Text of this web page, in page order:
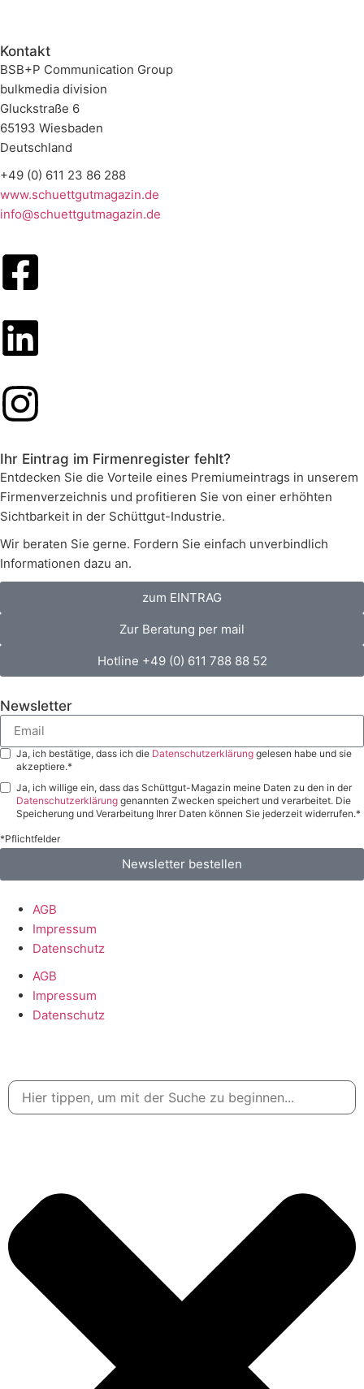
Kontakt
BSB+P Communication Group
bulkmedia division
Gluckstraße 6
65193 Wiesbaden
Deutschland
+49 (0) 611 23 86 288
www.schuettgutmagazin.de
info@schuettgutmagazin.de
Ihr Eintrag im Firmenregister fehlt?
Entdecken Sie die Vorteile eines Premiumeintrags in unserem
Firmenverzeichnis und profitieren Sie von einer erhöhten
Sichtbarkeit in der Schüttgut-Industrie.
Wir beraten Sie gerne. Fordern Sie einfach unverbindlich
Informationen dazu an.
zum EINTRAG
Zur Beratung per mail
Hotline +49 (0) 611 788 88 52
Newsletter
Ja, ich bestätige, dass ich die Datenschutzerklärung gelesen habe und sie
akzeptiere.*
Ja, ich willige ein, dass das Schüttgut-Magazin meine Daten zu den in der
Datenschutzerklärung genannten Zwecken speichert und verarbeitet. Die
Speicherung und Verarbeitung Ihrer Daten können Sie jederzeit widerrufen.*
*Pflichtfelder
Newsletter bestellen
AGB
Impressum
Datenschutz
AGB
Impressum
Datenschutz